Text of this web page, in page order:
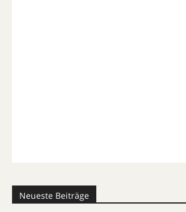
Neueste Beiträge